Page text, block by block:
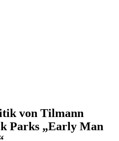
von Tilmann
Parks „Early Man